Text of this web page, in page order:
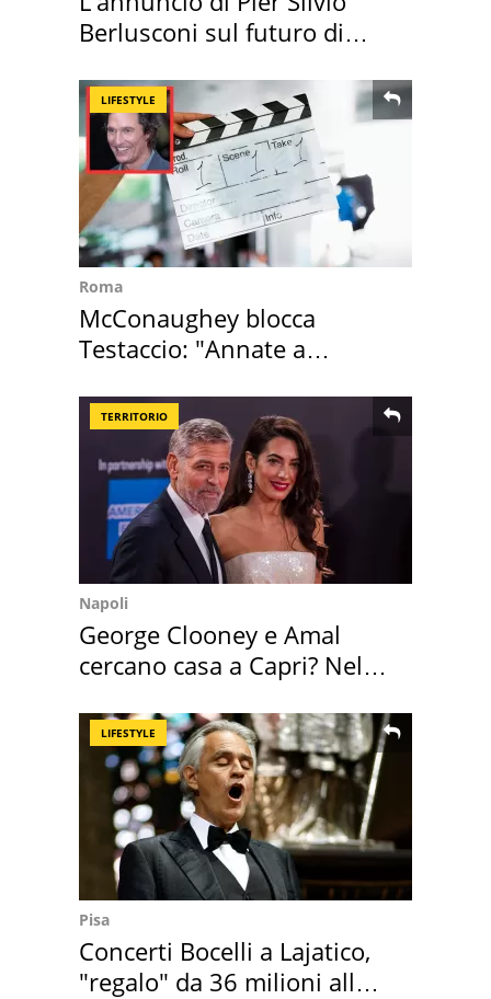
Berlusconi sul futuro di
LIFESTYLE
Roma
McConaughey blocca
Testaccio: "Annate a
TERRITORIO
Napoli
George Clooney e Amal
cercano casa a Capri? Nel
LIFESTYLE
Pisa
Concerti Bocelli a Lajatico,
"regalo" da 36 milioni alla